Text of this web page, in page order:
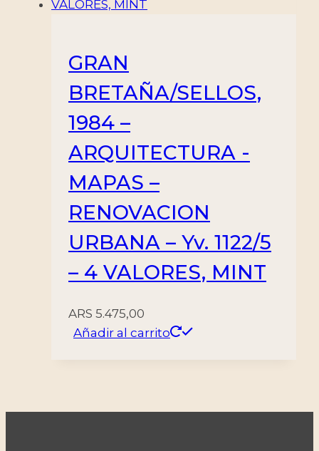
GRAN
BRETAÑA/SELLOS,
1984 –
ARQUITECTURA -
MAPAS –
RENOVACION
URBANA – Yv. 1122/5
– 4 VALORES, MINT
ARS 5.475,00
Añadir al carrito